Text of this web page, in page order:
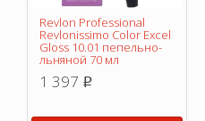
Revlon Professional
Revlonissimo Color Excel
Gloss 10.01 пепельно-
льняной 70 мл
1 397 p